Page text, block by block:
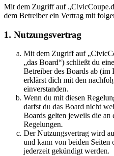
Mit dem Zugriff auf
dem Betreiber ein Vertrag mit
1. Nutzungsvertrag
Mit dem Zugriff auf
„das Board“) schließt du
Betreiber des Boards ab (im
erklärst dich mit den
einverstanden.
Wenn du mit diesen
darfst du das Board nicht
Boards gelten jeweils die an
Regelungen.
Der Nutzungsvertrag wird
und kann von beiden Seiten
jederzeit gekündigt werden.